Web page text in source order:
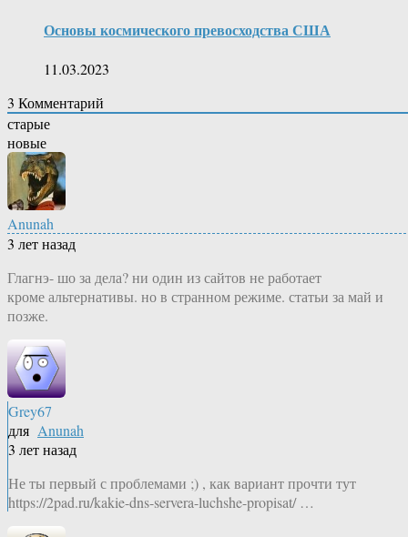
Основы космического превосходства США
11.03.2023
3 Комментарий
старые
новые
Anunah
3 лет назад
Глагнэ- шо за дела? ни один из сайтов не работает
кроме альтернативы. но в странном режиме. статьи за май и
позже.
Grey67
для Anunah
3 лет назад
Не ты первый с проблемами ;) , как вариант прочти тут
https://2pad.ru/kakie-dns-servera-luchshe-propisat/ …